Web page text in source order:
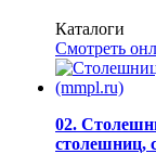
Каталоги
Смотреть
02.
столешниц,